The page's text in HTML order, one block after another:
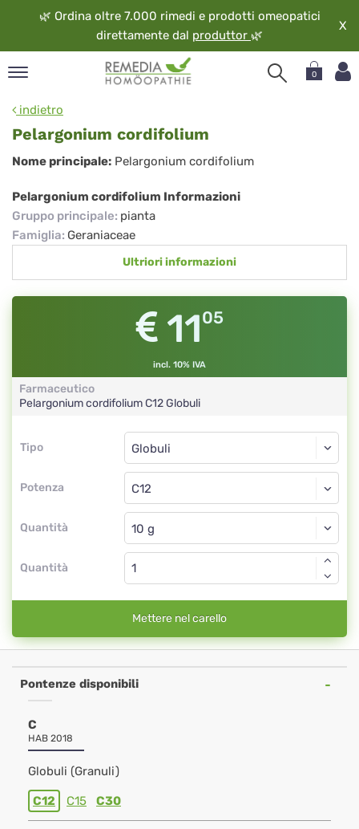
🌿 Ordina oltre 7.000 rimedi e prodotti omeopatici
direttamente dal produttor 🌿
X
0
indietro
Pelargonium cordifolium
Pelargonium
cordifolium
Nome principale: Pelargonium cordifolium
Pelargonium cordifolium Informazioni
Gruppo principale: pianta
Famiglia: Geraniaceae
Ultriori informazioni
1105
incl. 10% IVA
Farmaceutico
Pelargonium cordifoliumC12Globuli
Tipo
Tipo
Potenza
Globuli
C12
Quantità
Globuli
Quantità
Mettere nel carello
Pontenze disponibili
C
HAB 2018
Globuli (Granuli)
C12 C15 C30